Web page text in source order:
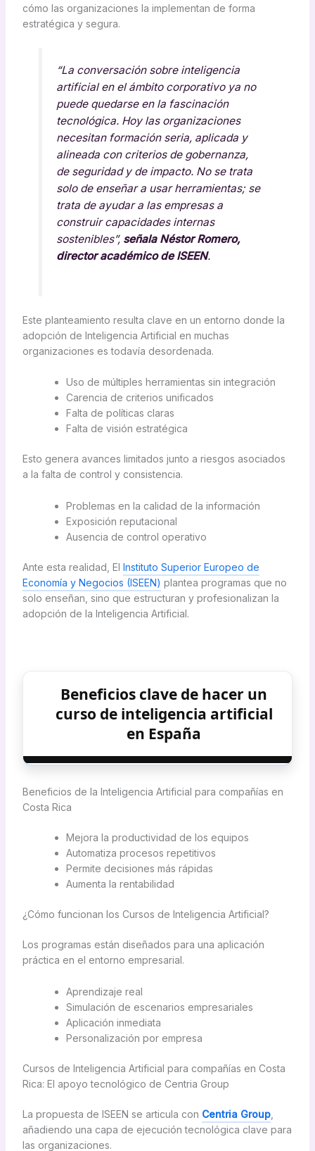
cómo las organizaciones la implementan de forma
estratégica y segura.
“La conversación sobre inteligencia
artificial en el ámbito corporativo ya no
puede quedarse en la fascinación
tecnológica. Hoy las organizaciones
necesitan formación seria, aplicada y
alineada con criterios de gobernanza,
de seguridad y de impacto. No se trata
solo de enseñar a usar herramientas; se
trata de ayudar a las empresas a
construir capacidades internas
sostenibles”, señala Néstor Romero,
director académico de ISEEN.
Este planteamiento resulta clave en un entorno donde la
adopción de Inteligencia Artificial en muchas
organizaciones es todavía desordenada.
Uso de múltiples herramientas sin integración
Carencia de criterios unificados
Falta de políticas claras
Falta de visión estratégica
Esto genera avances limitados junto a riesgos asociados
a la falta de control y consistencia.
Problemas en la calidad de la información
Exposición reputacional
Ausencia de control operativo
Ante esta realidad, El Instituto Superior Europeo de
Economía y Negocios (ISEEN) plantea programas que no
solo enseñan, sino que estructuran y profesionalizan la
adopción de la Inteligencia Artificial.
Beneficios clave de hacer un
curso de inteligencia artificial
en España
Beneficios de la Inteligencia Artificial para compañías en
Costa Rica
Mejora la productividad de los equipos
Automatiza procesos repetitivos
Permite decisiones más rápidas
Aumenta la rentabilidad
¿Cómo funcionan los Cursos de Inteligencia Artificial?
Los programas están diseñados para una aplicación
práctica en el entorno empresarial.
Aprendizaje real
Simulación de escenarios empresariales
Aplicación inmediata
Personalización por empresa
Cursos de Inteligencia Artificial para compañías en Costa
Rica: El apoyo tecnológico de Centria Group
La propuesta de ISEEN se articula con Centria Group,
añadiendo una capa de ejecución tecnológica clave para
las organizaciones.